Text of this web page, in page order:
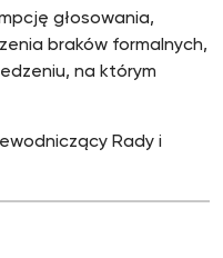
głosowania,
braków formalnych,
na którym
Rady i